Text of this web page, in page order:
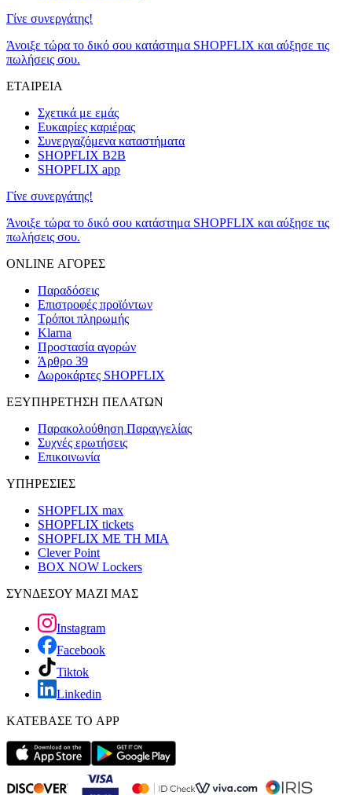
Γίνε συνεργάτης!
Άνοιξε τώρα το δικό σου κατάστημα SHOPFLIX και αύξησε τις
πωλήσεις σου.
ΕΤΑΙΡΕΙΑ
Σχετικά με εμάς
Ευκαιρίες καριέρας
Συνεργαζόμενα καταστήματα
SHOPFLIX B2B
SHOPFLIX app
Γίνε συνεργάτης!
Άνοιξε τώρα το δικό σου κατάστημα SHOPFLIX και αύξησε τις
πωλήσεις σου.
ONLINE ΑΓΟΡΕΣ
Παραδόσεις
Επιστροφές προϊόντων
Τρόποι πληρωμής
Klarna
Προστασία αγορών
Άρθρο 39
Δωροκάρτες SHOPFLIX
ΕΞΥΠΗΡΕΤΗΣΗ ΠΕΛΑΤΩΝ
Παρακολούθηση Παραγγελίας
Συχνές ερωτήσεις
Επικοινωνία
ΥΠΗΡΕΣΙΕΣ
SHOPFLIX max
SHOPFLIX tickets
SHOPFLIX ΜΕ ΤΗ ΜΙΑ
Clever Point
BOX NOW Lockers
ΣΥΝΔΕΣΟΥ ΜΑΖΙ ΜΑΣ
Instagram
Facebook
Tiktok
Linkedin
ΚΑΤΕΒΑΣΕ ΤΟ APP